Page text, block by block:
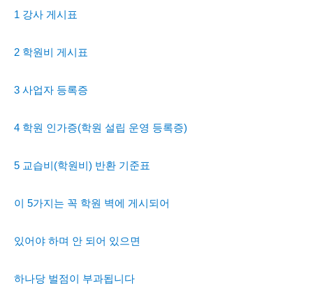
1 강사 게시표
2 학원비 게시표
3 사업자 등록증
4 학원 인가증(학원 설립 운영 등록증)
5 교습비(학원비) 반환 기준표
이 5가지는 꼭 학원 벽에 게시되어
있어야 하며 안 되어 있으면
하나당 벌점이 부과됩니다